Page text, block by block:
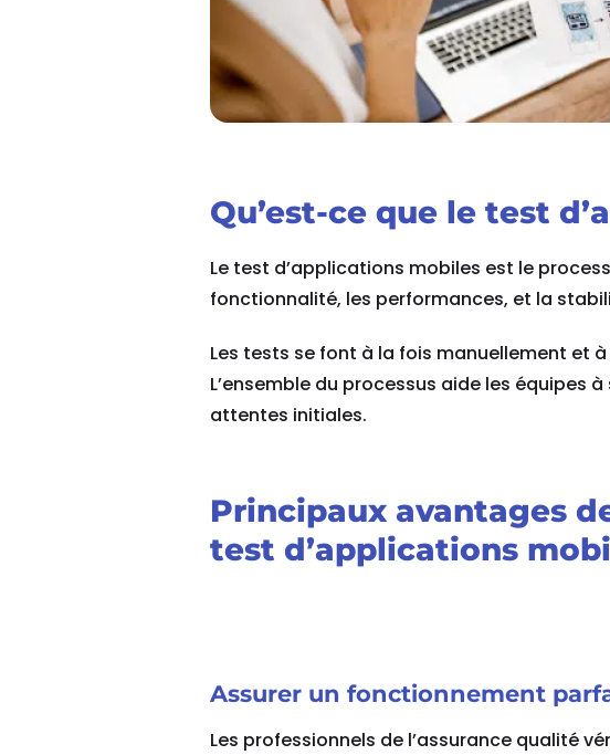
Qu’est-ce que le test
Le test d’applications mobiles est le
fonctionnalité, les performances, et la
Les tests se font à la fois manuellement et
L’ensemble du processus aide les équipes
attentes initiales.
Principaux avantages
test d’applications
Assurer un fonctionnement
Les professionnels de l’assurance qualité